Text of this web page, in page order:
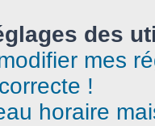
des
mes
!
horaire